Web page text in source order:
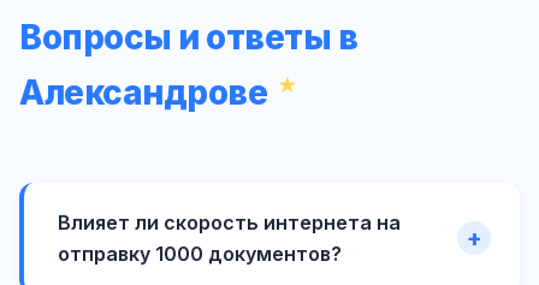
Вопросы и ответы в
Александрове
Влияет ли скорость интернета на
отправку 1000 документов?